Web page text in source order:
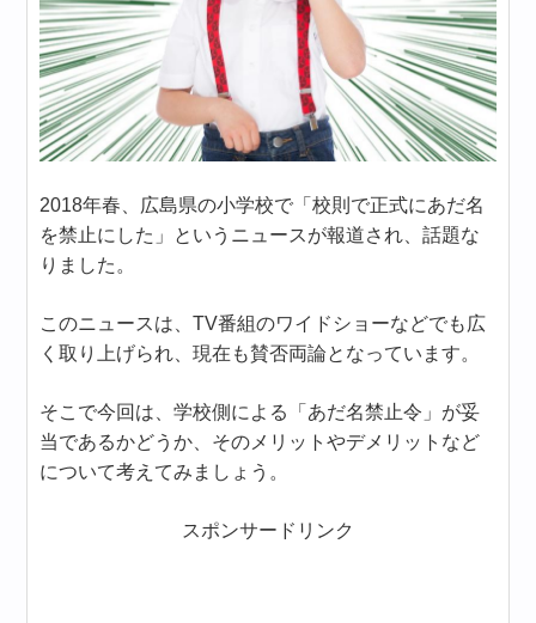
2018年春、広島県の小学校で「校則で正式にあだ名
を禁止にした」というニュースが報道され、話題な
りました。
このニュースは、TV番組のワイドショーなどでも広
く取り上げられ、現在も賛否両論となっています。
そこで今回は、学校側による「あだ名禁止令」が妥
当であるかどうか、そのメリットやデメリットなど
について考えてみましょう。
スポンサードリンク